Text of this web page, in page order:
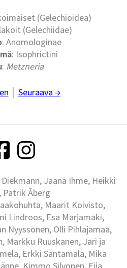
(Gelechioidea)
(Gelechiidae)
: Anomologinae
: Isophrictini
: Metzneria
Seuraava →
Jaana Ihme, Heikki
Patrik Åberg
Maarit Koivisto,
Lindroos, Esa Marjamäki,
Nyyssönen, Olli Pihlajamaa,
Markku Ruuskanen, Jari ja
Erkki Santamala, Mika